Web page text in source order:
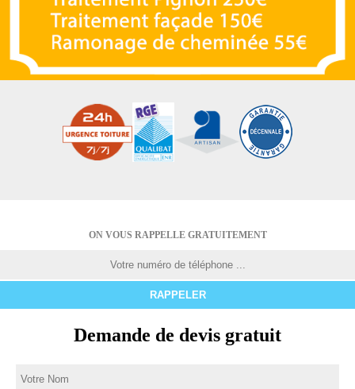
ON VOUS RAPPELLE GRATUITEMENT
Demande de devis gratuit